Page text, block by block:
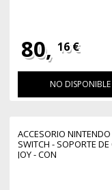
80, 16 €
NO DISPONIBLE
ACCESORIO NINTENDO
SWITCH - SOPORTE DE
JOY - CON